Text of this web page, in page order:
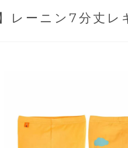
レーニン7分丈レ